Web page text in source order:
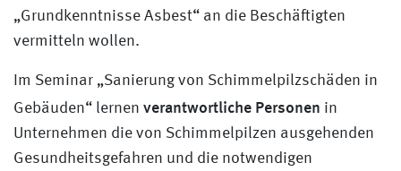
„Grundkenntnisse Asbest“ an die Beschäftigten
vermitteln wollen.
Im Seminar „Sanierung von Schimmelpilzschäden in
Gebäuden“ lernen verantwortliche Personen in
Unternehmen die von Schimmelpilzen ausgehenden
Gesundheitsgefahren und die notwendigen